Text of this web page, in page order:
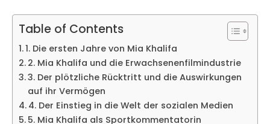
Table of Contents
1. Die ersten Jahre von Mia Khalifa
2. Mia Khalifa und die Erwachsenenfilmindustrie
3. Der plötzliche Rücktritt und die Auswirkungen
auf ihr Vermögen
4. Der Einstieg in die Welt der sozialen Medien
5. Mia Khalifa als Sportkommentatorin